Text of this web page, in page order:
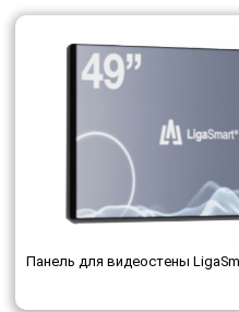
Панель для видеостены